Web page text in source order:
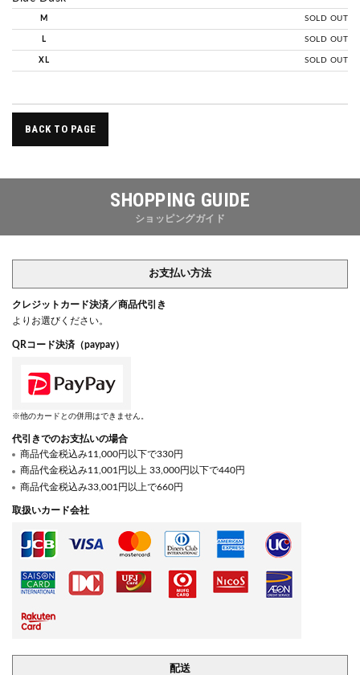
M SOLD OUT
L SOLD OUT
XL SOLD OUT
BACK TO PAGE
SHOPPING GUIDE
ショッピングガイド
お支払い方法
クレジットカード決済／商品代引き
よりお選びください。
QRコード決済（paypay）
※他のカードとの併用はできません。
代引きでのお支払いの場合
商品代金税込み11,000円以下で330円
商品代金税込み11,001円以上 33,000円以下で440円
商品代金税込み33,001円以上で660円
取扱いカード会社
配送